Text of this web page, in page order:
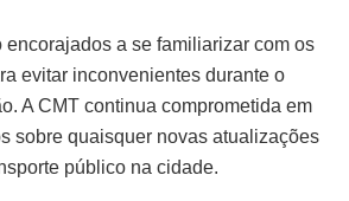
encorajados a se familiarizar com os
evitar inconvenientes durante o
A CMT continua comprometida em
sobre quaisquer novas atualizações
público na cidade.